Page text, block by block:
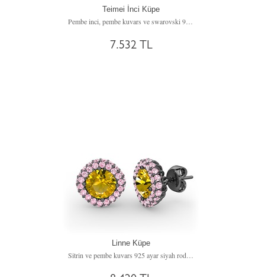
Teimei İnci Küpe
Pembe inci, pembe kuvars ve swarovski 925 ayar siyah rodyum kaplama gümüş küpe
7.532 TL
Linne Küpe